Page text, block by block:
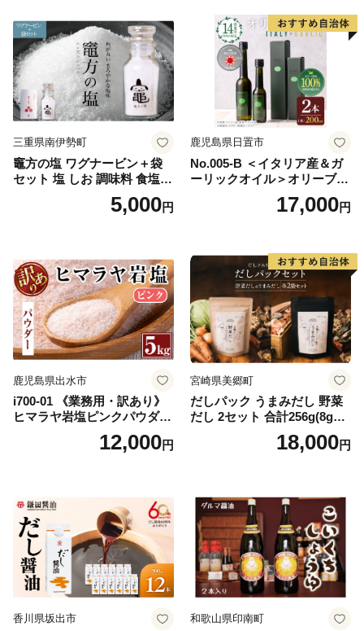
三重県南伊勢町
竈方の塩 ワグナービン＋袋
セット 塩 しお 調味料 食塩
天然 ミネラル 調味料 ソルト
salt 料理 味付 おにぎり 三重
5,000円
鹿児島県日置市
No.005-B ＜イタリア産＆ガ
ーリックオイル＞オリーブオ
イルセット(200ml×2本) 日置
市 特産品 調味料 油 エキスト
ブ】
17,000円
鹿児島県出水市
i700-01 《業務用・訳あり》
ヒマラヤ岩塩ピンクパウダー
タイプ(5kg) 岩塩 塩 調味料
しお 保存料不使用 天然 パウ
ティースマイル】
12,000円
宮崎県美郷町
だしパック うまみだし 野菜
だし 2セット 合計256g(8g×8
パック×2種×2セット) [岡田商
店 宮崎県 美郷町 31ac0069]
18,000円
香川県坂出市 和歌山県印南町